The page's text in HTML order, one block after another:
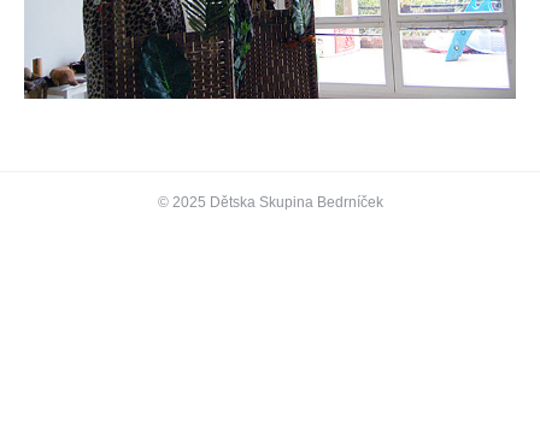
© 2025 Dětska Skupina Bedrníček